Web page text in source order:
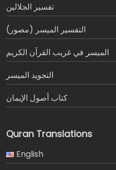
تفسير الجلالين
التفسير الميسر (مصور)
الميسر في غريب القرآن الكريم
التجويد الميسر
كتاب أصول الإيمان
Quran Translations
English